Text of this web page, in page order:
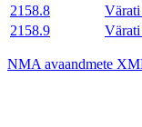
2158.8
Värati
2158.9
Värati
NMA avaandmete